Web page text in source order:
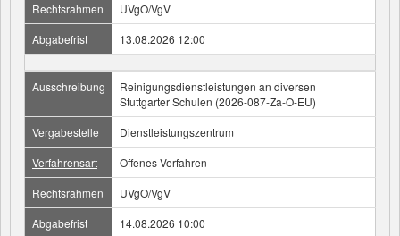
Rechtsrahmen
UVgO/VgV
Abgabefrist
13.08.2026 12:00
Ausschreibung
Reinigungsdienstleistungen an diversen
Stuttgarter Schulen (2026-087-Za-O-EU)
Vergabestelle
Dienstleistungszentrum
Verfahrensart
Offenes Verfahren
Rechtsrahmen
UVgO/VgV
Abgabefrist
14.08.2026 10:00